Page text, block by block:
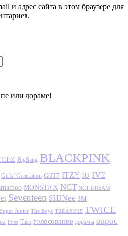
и адрес сайта в этом браузере для
или дораме!
BigBang BLACKPINK
Girls’ Generation GOT7 ITZY IU IVE
MONSTA X NCT NCT DREAM
Seventeen SHINee SM
Super Junior The Boyz TREASURE TWICE
Розэ Тэён голосование дорамы опрос